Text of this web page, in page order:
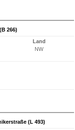
266)
Land
NW
(L 493)